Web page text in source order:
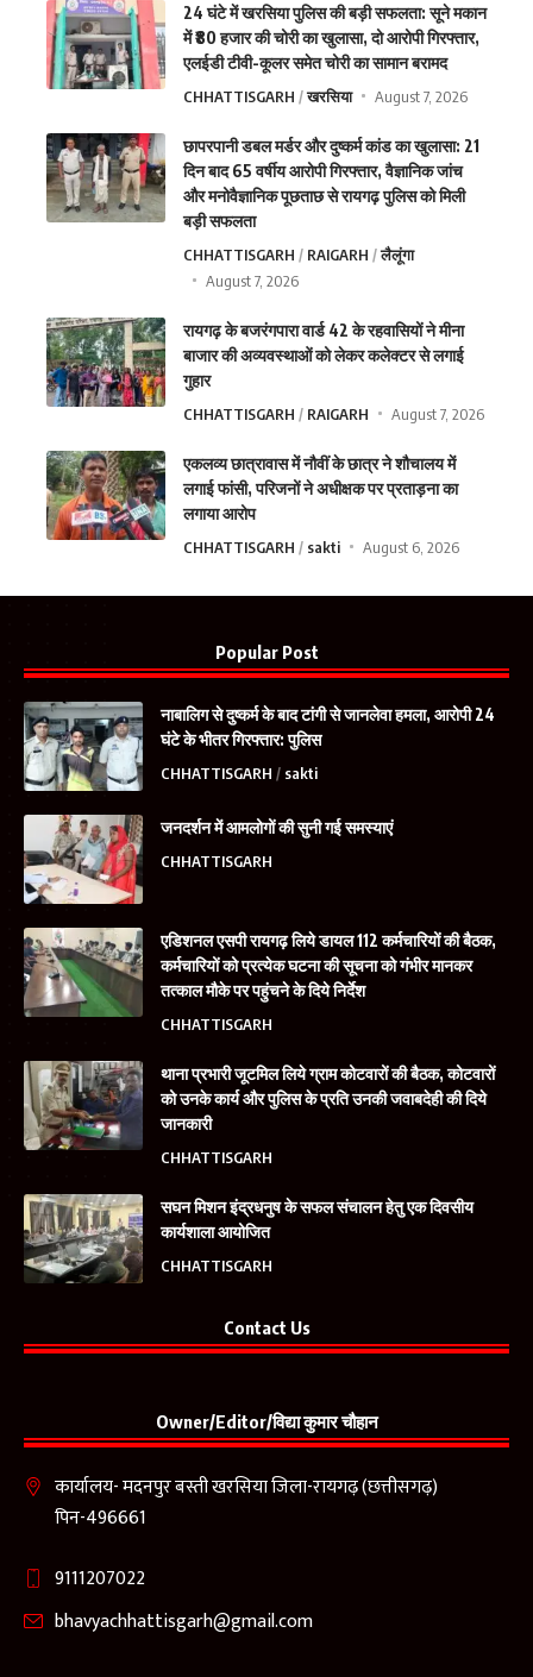
24 घंटे में खरसिया पुलिस की बड़ी सफलता: सूने मकान
में ₹80 हजार की चोरी का खुलासा, दो आरोपी गिरफ्तार,
एलईडी टीवी-कूलर समेत चोरी का सामान बरामद
CHHATTISGARH खरसिया August 7, 2026
छापरपानी डबल मर्डर और दुष्कर्म कांड का खुलासा: 21
दिन बाद 65 वर्षीय आरोपी गिरफ्तार, वैज्ञानिक जांच
और मनोवैज्ञानिक पूछताछ से रायगढ़ पुलिस को मिली
बड़ी सफलता
CHHATTISGARH RAIGARH
लैलूंगा
August 7, 2026
रायगढ़ के बजरंगपारा वार्ड 42 के रहवासियों ने मीना
बाजार की अव्यवस्थाओं को लेकर कलेक्टर से लगाई
गुहार
CHHATTISGARH RAIGARH August 7, 2026
एकलव्य छात्रावास में नौवीं के छात्र ने शौचालय में
लगाई फांसी, परिजनों ने अधीक्षक पर प्रताड़ना का
लगाया आरोप
CHHATTISGARH sakti August 6, 2026
Popular Post
नाबालिग से दुष्कर्म के बाद टांगी से जानलेवा हमला, आरोपी 24
घंटे के भीतर गिरफ्तार: पुलिस
CHHATTISGARH sakti
जनदर्शन में आमलोगों की सुनी गई समस्याएं
CHHATTISGARH
एडिशनल एसपी रायगढ़ लिये डायल 112 कर्मचारियों की बैठक,
कर्मचारियों को प्रत्येक घटना की सूचना को गंभीर मानकर
तत्काल मौके पर पहुंचने के दिये निर्देश
CHHATTISGARH
थाना प्रभारी जूटमिल लिये ग्राम कोटवारों की बैठक, कोटवारों
को उनके कार्य और पुलिस के प्रति उनकी जवाबदेही की दिये
जानकारी
CHHATTISGARH
सघन मिशन इंद्रधनुष के सफल संचालन हेतु एक दिवसीय
कार्यशाला आयोजित
CHHATTISGARH
Contact Us
Owner/Editor/विद्या कुमार चौहान
कार्यालय- मदनपुर बस्ती खरसिया जिला-रायगढ़ (छत्तीसगढ़)
पिन-496661
9111207022
bhavyachhattisgarh@gmail.com